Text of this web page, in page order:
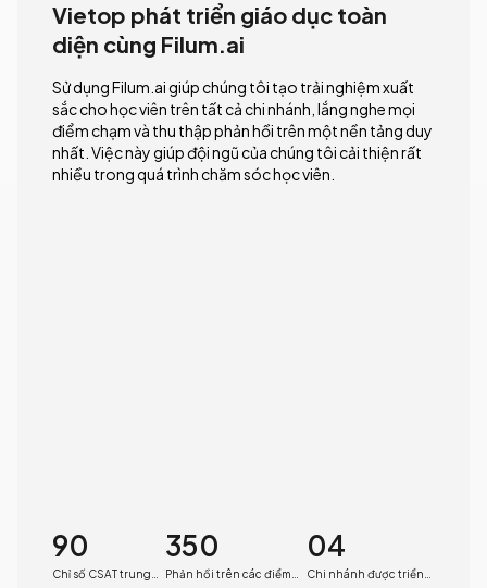
Vietop phát triển giáo dục toàn
diện cùng Filum.ai
Sử dụng Filum.ai giúp chúng tôi tạo trải nghiệm xuất
sắc cho học viên trên tất cả chi nhánh, lắng nghe mọi
điểm chạm và thu thập phản hồi trên một nền tảng duy
nhất. Việc này giúp đội ngũ của chúng tôi cải thiện rất
nhiều trong quá trình chăm sóc học viên.
90
Chỉ số CSAT trung
350
Phản hồi trên các điểm
04
Chi nhánh được triển